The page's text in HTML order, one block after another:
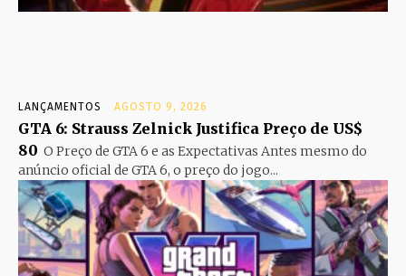
LANÇAMENTOS AGOSTO 9, 2026
GTA 6: Strauss Zelnick Justifica Preço de US$
80 O Preço de GTA 6 e as Expectativas Antes mesmo do
anúncio oficial de GTA 6, o preço do jogo...